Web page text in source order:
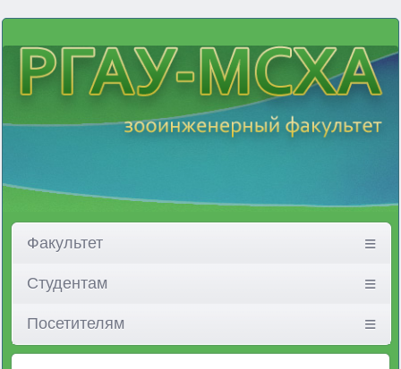
Факультет
Студентам
Посетителям